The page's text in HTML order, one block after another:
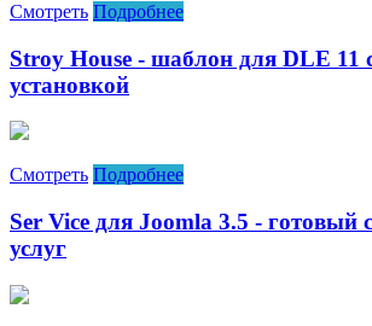
Смотреть Подробнее
Stroy House - шаблон для DLE 11
установкой
Смотреть Подробнее
Ser Vice для Joomla 3.5 - готовый
услуг